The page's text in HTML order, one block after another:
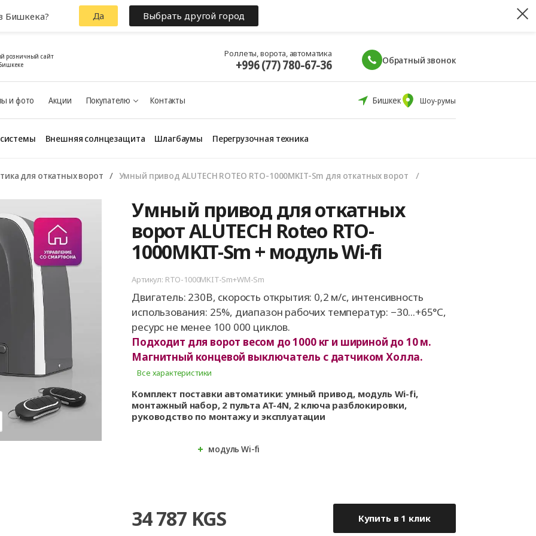
розничный сайт
Роллеты, ворота, автоматика
+996 (77) 780-67-36 Обратный звонок
и фото Акции Покупателю Контакты Бишкек Шоу-румы
Панорамные ворота
Откатные ворота
Комплект для
откатных ворот
Распашные ворота
Каркасы для ворот
Заборы
Автоматика для
гаражных ворот
промышленных ворот
для
для
Роллетные решетки
Внешняя солнцезащита Шлагбаумы Перегрузочная техника
Перегрузочные
площадки
тамбуры
для откатных ворот Умный привод ALUTECH ROTEO RTО-1000MKIT-Sm для откатных ворот
Умный привод для откатных
ворот ALUTECH Roteo RTO-
1000MKIT-Sm + модуль Wi-fi
Артикул: RTO-1000MKIT-Sm+WM-Sm
Двигатель: 230В, скорость открытия: 0,2 м/с, интенсивность
использования: 25%, диапазон рабочих температур: −30...+65°С,
ресурс не менее 100 000 циклов.
Подходит для ворот весом до 1000 кг и шириной до 10 м.
Магнитный концевой выключатель с датчиком Холла.
Все характеристики
Комплект поставки автоматики: умный привод, модуль Wi-fi,
монтажный набор, 2 пульта AT-4N, 2 ключа разблокировки,
руководство по монтажу и эксплуатации
модуль Wi-fi
34 787 KGS Купить в 1 клик
Бишкека? Да Выбрать другой город